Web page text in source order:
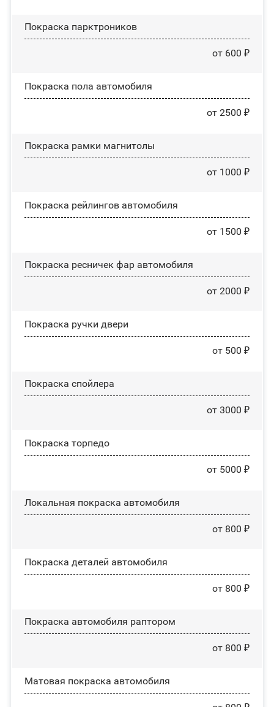
Покраска парктроников
от 600 ₽
Покраска пола автомобиля
от 2500 ₽
Покраска рамки магнитолы
от 1000 ₽
Покраска рейлингов автомобиля
от 1500 ₽
Покраска ресничек фар автомобиля
от 2000 ₽
Покраска ручки двери
от 500 ₽
Покраска спойлера
от 3000 ₽
Покраска торпедо
от 5000 ₽
Локальная покраска автомобиля
от 800 ₽
Покраска деталей автомобиля
от 800 ₽
Покраска автомобиля раптором
от 800 ₽
Матовая покраска автомобиля